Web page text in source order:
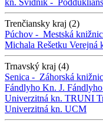
Trenčiansky kraj (2)
Púchov - Mestská
Michala Rešetku Verejná
Trnavský kraj (4)
Senica - Záhorská
Fándlyho Kn. J. Fándlyho
Univerzitná kn. TRUNI
Univerzitná kn. UCM